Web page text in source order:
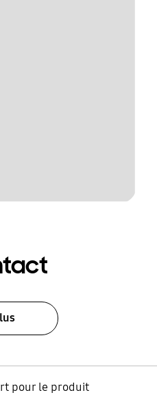
pour le produit